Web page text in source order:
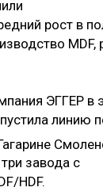
рост в
MDF,
ЭГГЕР в
линию
завода с
HDF.